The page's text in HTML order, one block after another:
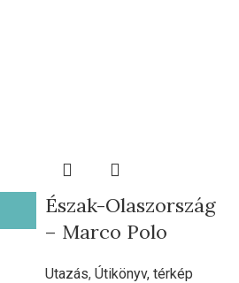
Észak-Olaszország
– Marco Polo
Utazás, Útikönyv, térkép